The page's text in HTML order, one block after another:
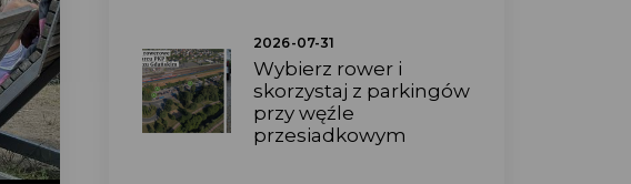
2026-07-31
Wybierz rower i
skorzystaj z parkingów
przy węźle
przesiadkowym